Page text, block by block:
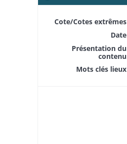
Cote/Cotes extrêmes
Date
Présentation du
contenu
Mots clés lieux